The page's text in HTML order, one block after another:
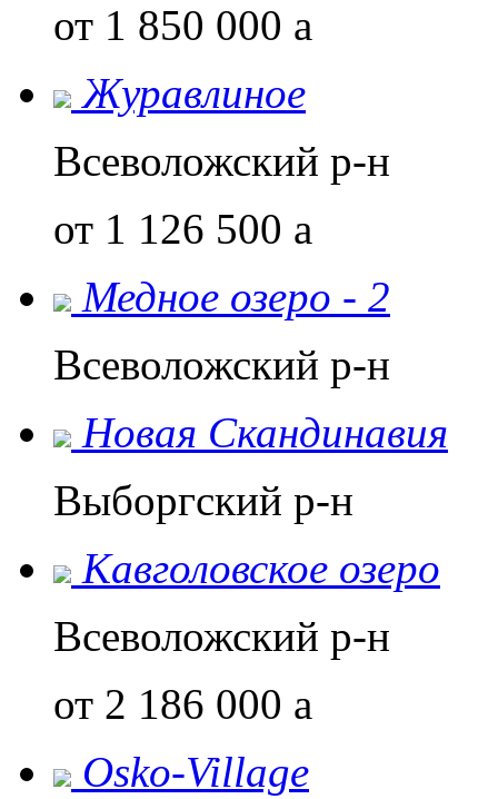
от 1 850 000 a
Журавлиное
Всеволожский р-н
от 1 126 500 a
Медное озеро - 2
Всеволожский р-н
Новая Скандинавия
Выборгский р-н
Кавголовское озеро
Всеволожский р-н
от 2 186 000 a
Osko-Village